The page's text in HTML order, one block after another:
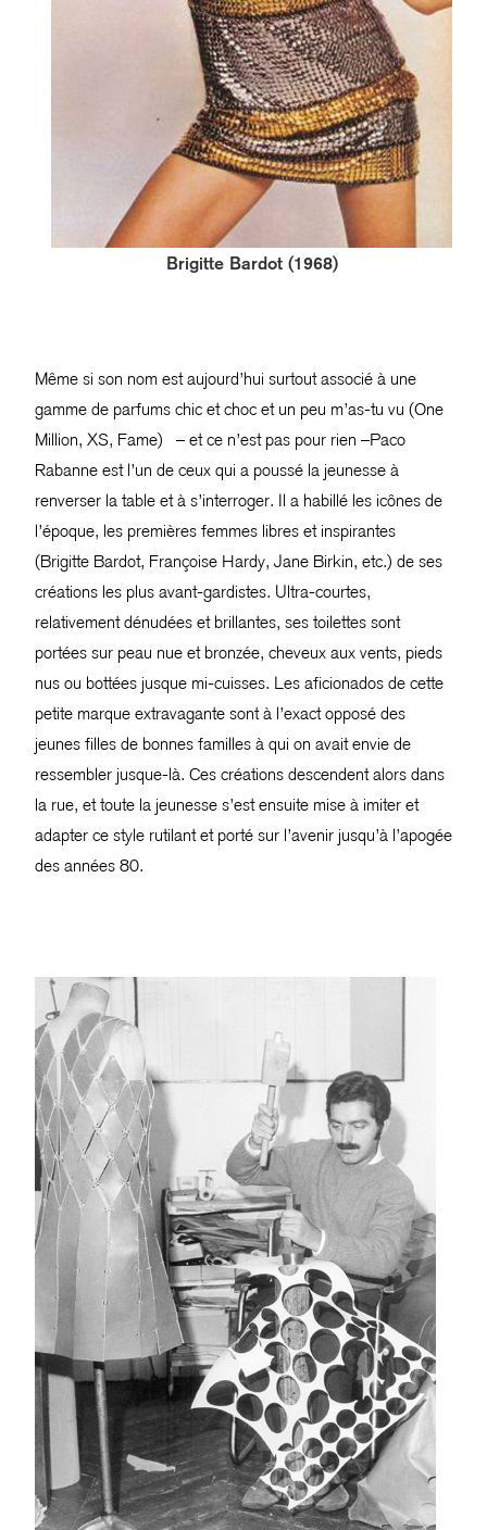
Brigitte Bardot (1968)
Même si son nom est aujourd’hui surtout associé à une
gamme de parfums chic et choc et un peu m’as-tu vu (One
Million, XS, Fame) – et ce n’est pas pour rien –Paco
Rabanne est l’un de ceux qui a poussé la jeunesse à
renverser la table et à s’interroger. Il a habillé les icônes de
l’époque, les premières femmes libres et inspirantes
(Brigitte Bardot, Françoise Hardy, Jane Birkin, etc.) de ses
créations les plus avant-gardistes. Ultra-courtes,
relativement dénudées et brillantes, ses toilettes sont
portées sur peau nue et bronzée, cheveux aux vents, pieds
nus ou bottées jusque mi-cuisses. Les aficionados de cette
petite marque extravagante sont à l’exact opposé des
jeunes filles de bonnes familles à qui on avait envie de
ressembler jusque-là. Ces créations descendent alors dans
la rue, et toute la jeunesse s’est ensuite mise à imiter et
adapter ce style rutilant et porté sur l’avenir jusqu’à l’apogée
des années 80.